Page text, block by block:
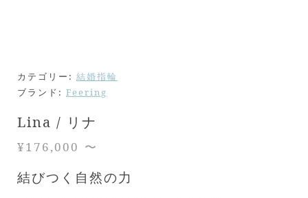
カテゴリー: 結婚指輪
ブランド: Feering
Lina / リナ
¥176,000 〜
結びつく自然の力